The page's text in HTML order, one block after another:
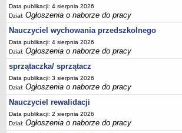
2021
2025
RAPORTY O STANIE DOSTĘPNOŚCI
Data publikacji: 4 sierpnia 2026
Dział:Ogłoszenia o naborze do pracy
Nauczyciel wychowania przedszkolnego
Data publikacji: 4 sierpnia 2026
Dział:Ogłoszenia o naborze do pracy
sprzątaczka/ sprzątacz
Data publikacji: 3 sierpnia 2026
Dział:Ogłoszenia o naborze do pracy
Nauczyciel rewalidacji
Data publikacji: 2 sierpnia 2026
Dział:Ogłoszenia o naborze do pracy